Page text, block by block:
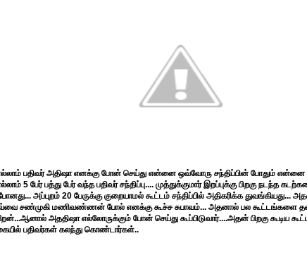
பதிவர் அதிஷா எனக்கு போன் செய்து என்னை ஒவ்வோரு சந்திப்பின் போதும் என்னை
5 பேர் பத்து பேர் வந்த பதிவர் சந்திப்பு.... முத்துக்குமார் இறப்புக்கு பிறகு நடந்த
அப்புறம் 20 பேருக்கு குறையாமல் கூட்டம் சந்திப்பில் அதிகரிக்க துவங்கியது...
சண்முகி மணிவண்ணன் போல் எனக்கு கூச்ச சுபாவம்... அதனால் பல கூட்டங்களை
அததிஷா எல்லோருக்கும் போன் செய்து கூப்பிடுவார்....அதன் பிறகு கூடிய
பதிவர்கள் கலந்து கொண்டார்கள்..